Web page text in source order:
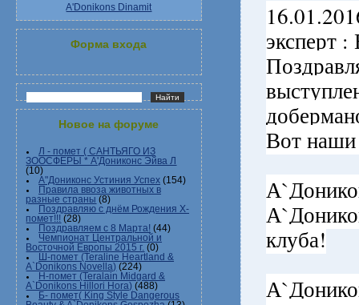
A'Donikons Dinamit
Форма входа
Новое на форуме
Л - помет ( САНТЬЯГО ИЗ
ЗООСФЕРЫ * А'Дониконс Эйва Л
(10)
А"Дониконс Устиния Успех (154)
Правила ввоза животных в
разные страны (8)
Поздравляю с днём Рождения Х-
помет!!! (28)
Поздравляем с 8 Марта! (44)
Чемпионат Центральной и
Восточной Европы 2015 г. (0)
Ш-помет (Teraline Heartland &
A`Donikons Novella) (224)
Н-помет (Teralain Midgard &
A`Donikons Hillori Hora) (488)
Б- помет( King Style Dangerous
эксперт
Вот наши
клуба!